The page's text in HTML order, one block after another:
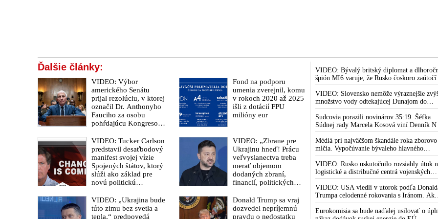
Ďalšie články:
VIDEO: Výbor
amerického Senátu
prijal rezolúciu, v ktorej
označil Dr. Anthonyho
Fauciho za osobu
pohŕdajúcu Kongresom.
Američanov a myslím
si, že si zaslúžia poznať
pravdu,“ vyhlásil
senátor Rand Paul
Fond na podporu
umenia zverejnil, komu
v rokoch 2020 až 2025
išli z dotácií FPU
milióny eur
VIDEO: Tucker Carlson
predstavil desaťbodový
manifest svojej vízie
Spojených štátov, ktorý
slúži ako základ pre
novú politickú
odštiepeneckej frakcie
hnutia MAGA
VIDEO: „Zbrane pre
Ukrajinu hneď! Prácu
veľvyslanectva treba
merať objemom
dodaných zbraní,
financií, politických
tlaku na nepriateľa,“
povedal Volodymyr
Zelenskyj
VIDEO: „Ukrajina bude
túto zimu bez svetla a
tepla,“ predpovedá
Donald Trump sa vraj
dozvedel nepríjemnú
pravdu o nedostatku
VIDEO: Bývalý britský diplomat a
špión MI6 varuje, že Rusko čoskoro zaútočí
Európu, pretože k tomu bude dotlačené
rovnako, ako bolo dotlačené k invázii na
Ukrajinu v roku 2022. Zelenskyj medzitým v
Kyjeve naliehal na zhromaždených
aby vo svete zháňali energie pre Ukrajinu na
zimu. Putin vraj bude mobilizovať a vojna
do zimy pravdepodobne neskončí
VIDEO: Slovensko nemôže výraznejšie
množstvo vody odtekajúcej Dunajom do
Maďarska
Sudcovia porazili novinárov 35:19. Šéfka
Súdnej rady Marcela Kosová viní Denník N
krivenia reality
Médiá pri najväčšom škandále roka zborovo
mlčia. Vypočúvanie bývaleho hlavného
lekárskeho poradcu Bieleho domu
Fauciho pred výborom amerického Senátu
väčšina médií ignorovala
VIDEO: Rusko uskutočnilo rozsiahly útok
logistické a distribučné centrá vojenských
dodávok na Ukrajine. Ukrajinská
obrana nedokázala počas ničivého nočného
útoku na Kyjev a jeho okolie zachytiť ani
jednu ruskú raketu
VIDEO: USA viedli v utorok podľa
Trumpa celodenné rokovania s Iránom. Ak
zlyhajú, sľubuje tvrdý vojenský zásah proti
Teheránu
Eurokomisia sa bude naďalej usilovať o